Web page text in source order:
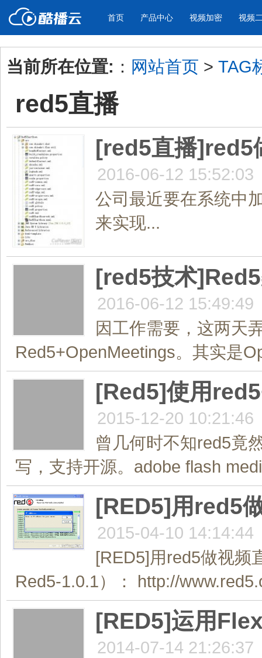
首页 产品中心
产品与新功能
视频加密防下载防录屏
防下载/防盗录/防录屏/防篡改
帮助企业视频
视频加密 视频
应用场景
企业宣传
个人网站
为个人网站、博客论坛，添加视频
内容
工作汇报
年会节目
当前所在位置: ： 网站首页 > TAG
red5直播
[red5直播]red5
2016-06-12 15:52:03
公司最近要在系统中
来实现...
[red5技术
2016-06-12 15:49:49
因工作需要，这两天
Red5+OpenMeetings。其实是
[Red5]使用
2015-12-20 10:21:46
曾几何时不知red5竟
写，支持开源。adobe flash
[RED5]用red5
2015-04-10 14:14:44
[RED5]用red5做视频
Red5-1.0.1）： http://
[RED5]运用
2014-07-14 21:26:37